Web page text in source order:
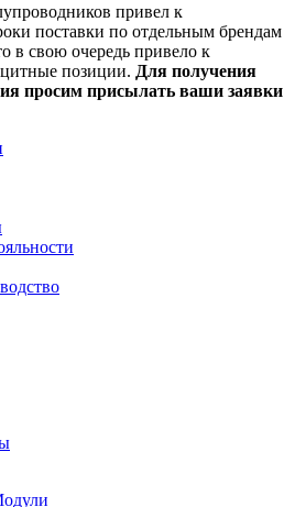
привел к
поставки по отдельным брендам
в свою очередь привело к
позиции. Для получения
просим присылать ваши заявки